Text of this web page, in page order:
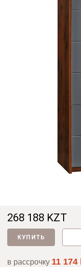
268 188 KZT
КУПИТЬ
в рассрочку 11